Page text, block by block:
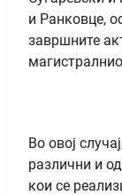
и Ранковце,
завршните
Во овој
различни и
кои се